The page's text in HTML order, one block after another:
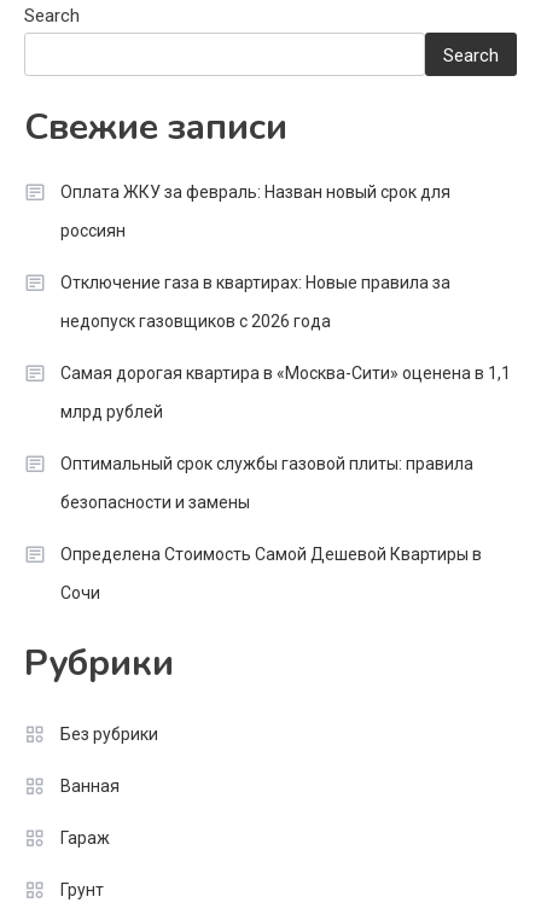
Search
Search
Свежие записи
Оплата ЖКУ за февраль: Назван новый срок для
россиян
Отключение газа в квартирах: Новые правила за
недопуск газовщиков с 2026 года
Самая дорогая квартира в «Москва-Сити» оценена в 1,1
млрд рублей
Оптимальный срок службы газовой плиты: правила
безопасности и замены
Определена Стоимость Самой Дешевой Квартиры в
Сочи
Рубрики
Без рубрики
Ванная
Гараж
Грунт